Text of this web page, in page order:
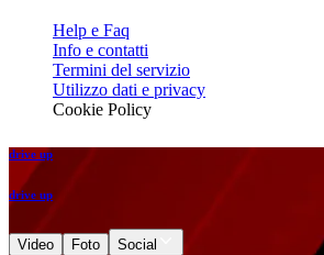
Help e Faq
Info e contatti
Termini del servizio
Utilizzo dati e privacy
Cookie Policy
drive up
drive up
Video Foto Social